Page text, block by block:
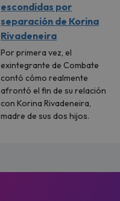
escondidas por
separación de Korina
Rivadeneira
Por primera vez, el
exintegrante de Combate
contó cómo realmente
afrontó el fin de su relación
con Korina Rivadeneira,
madre de sus dos hijos.